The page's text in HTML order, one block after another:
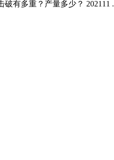
有多重？产量多少？ 202111 .